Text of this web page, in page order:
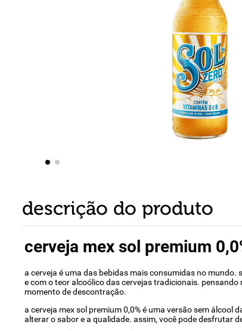
descrição do produto
cerveja mex sol premium
a cerveja é uma das bebidas mais consumidas no
e com o teor alcoólico das cervejas tradicionais.
momento de descontração.
a cerveja mex sol premium 0,0% é uma versão sem
alterar o sabor e a qualidade. assim, você pode desfrutar
detergente
º macarrão
º chocolate